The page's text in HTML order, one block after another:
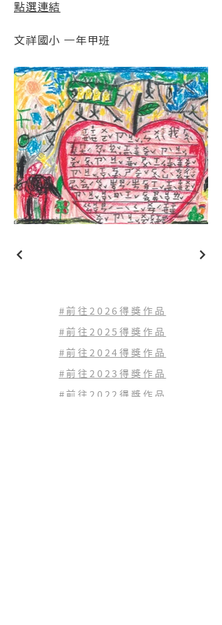
點選連結
文祥國小 一年甲班
#前往2026得獎作品
#前往2025得獎作品
#前往2024得獎作品
#前往2023得獎作品
#前往2022得獎作品